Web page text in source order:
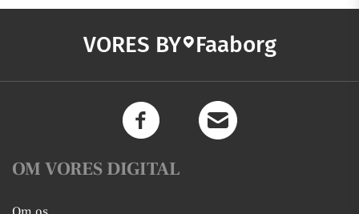
VORES BY Faaborg
OM VORES DIGITAL